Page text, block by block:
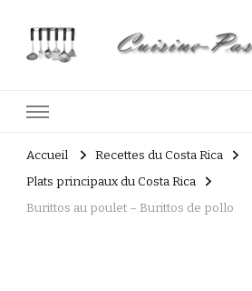
Accueil
Recettes du Costa Rica
Plats principaux du Costa Rica
Burittos au poulet – Burittos de pollo